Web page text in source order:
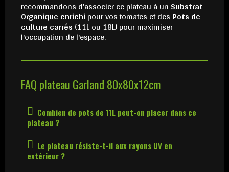
recommandons d'associer ce plateau à un Substrat
Organique enrichi pour vos tomates et des Pots de
culture carrés (11L ou 18L) pour maximiser
l'occupation de l'espace.
FAQ plateau Garland 80x80x12cm
Combien de pots de 11L peut-on placer dans ce
plateau ?
Le plateau résiste-t-il aux rayons UV en
extérieur ?